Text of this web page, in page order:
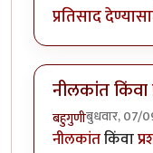
प्रतिसाद
नीलकांत किंवा
बहुगुणीबुधवार, 07/
नीलकांतकिंवा